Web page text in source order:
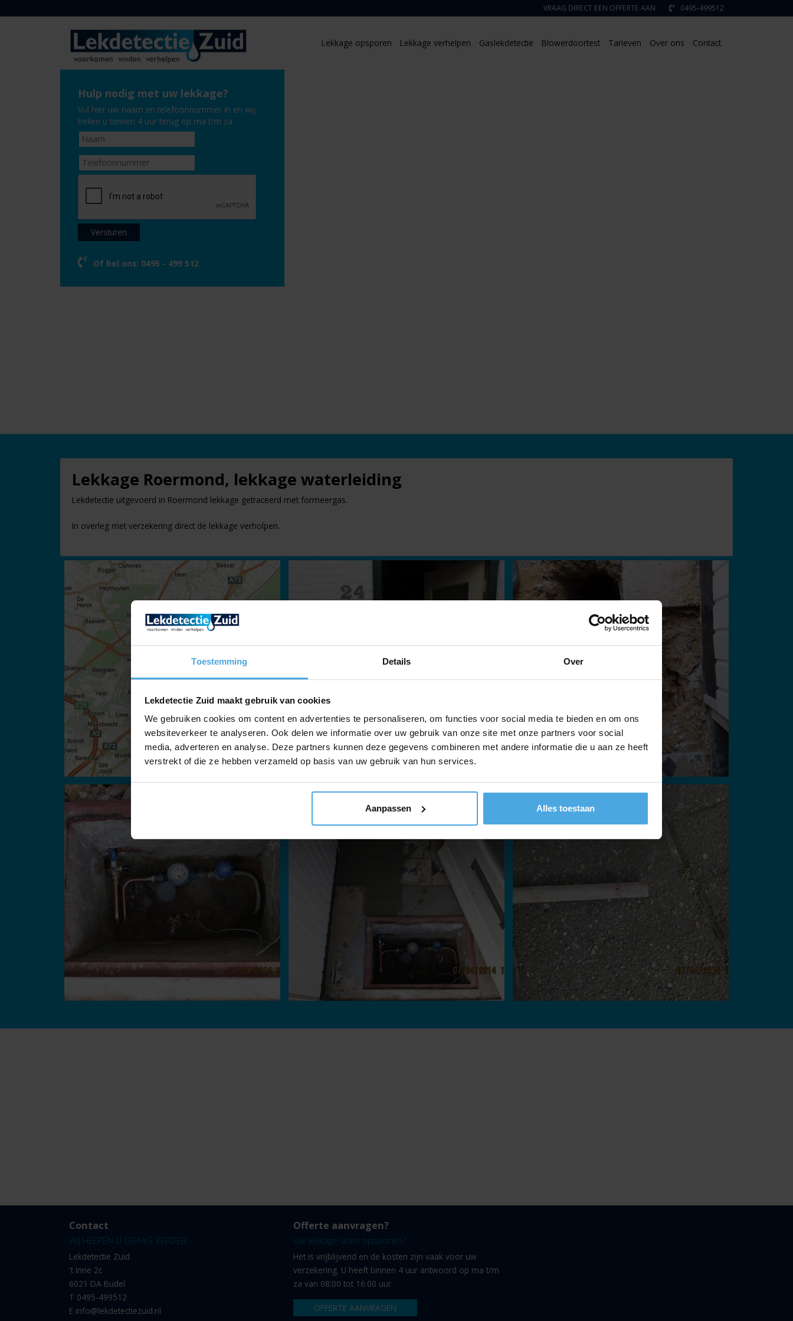
Toestemming Details Over
Lekdetectie Zuid maakt gebruik van cookies
We gebruiken cookies om content en advertenties te personaliseren, om functies voor social media te bieden en om ons
websiteverkeer te analyseren. Ook delen we informatie over uw gebruik van onze site met onze partners voor social
media, adverteren en analyse. Deze partners kunnen deze gegevens combineren met andere informatie die u aan ze heeft
verstrekt of die ze hebben verzameld op basis van uw gebruik van hun services.
Aanpassen Alles toestaan
VRAAG DIRECT EEN OFFERTE AAN 0495-499512
Lekkage opsporen Lekkage verhelpen Gaslekdetectie Blowerdoortest Tarieven Over ons Contact
Hulp nodig met uw lekkage?
Vul hier uw naam en telefoonnummer in en wij
bellen u binnen 4 uur terug op ma t/m za.
Of bel ons: 0495 - 499 512
Lekkage Roermond, lekkage waterleiding
Lekdetectie uitgevoerd in Roermond lekkage getraceerd met formeergas.
In overleg met verzekering direct de lekkage verholpen.
Contact
WIJ HELPEN U GRAAG VERDER.
Lekdetectie Zuid
't Inne 2c
6021 DA Budel
T 0495-499512
E info@lekdetectiezuid.nl
Offerte aanvragen?
Uw lekkage laten opsporen?
Het is vrijblijvend en de kosten zijn vaak voor uw
verzekering. U heeft binnen 4 uur antwoord op ma t/m
za van 08:00 tot 16:00 uur.
OFFERTE AANVRAGEN